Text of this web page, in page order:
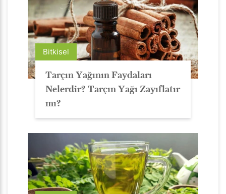
Bitkisel
Tarçın Yağının Faydaları
Nelerdir? Tarçın Yağı Zayıflatır
mı?